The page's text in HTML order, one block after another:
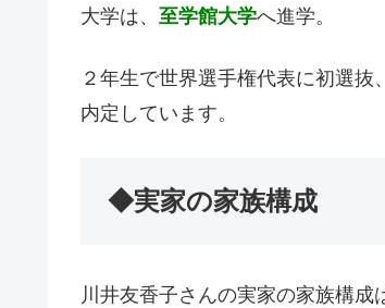
大学は、 至学館大学へ進学。
２年生で世界選手権代表に初選
内定しています。
◆実家の家族構成
川井友香子さんの実家の家族構成